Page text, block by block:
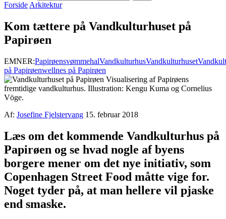
Forside Arkitektur
Kom tættere på Vandkulturhuset på
Papirøen
EMNER:PapirøensvømmehalVandkulturhusVandkulturhuset
på Papirøenwellnes på Papirøen
Visualisering af Papirøens
fremtidige vandkulturhus. Illustration: Kengu Kuma og Cornelius
Vöge.
Af: Josefine Fjelstervang 15. februar 2018
Læs om det kommende Vandkulturhus på
Papirøen og se hvad nogle af byens
borgere mener om det nye initiativ, som
Copenhagen Street Food måtte vige for.
Noget tyder på, at man hellere vil pjaske
end smaske.